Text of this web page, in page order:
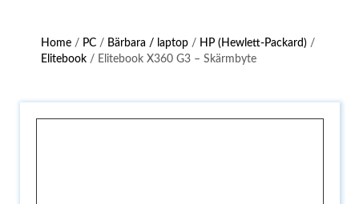
Home / PC / Bärbara / laptop / HP (Hewlett-Packard) /
Elitebook / Elitebook X360 G3 – Skärmbyte